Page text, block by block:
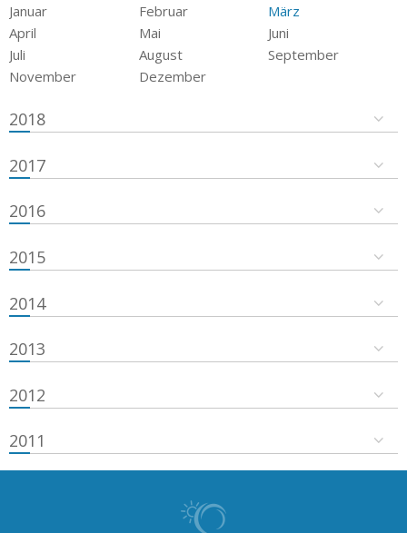
Januar Februar
März
April
Mai
Juni
Juli
August
September
November
Dezember
2018
2017
2016
2015
2014
2013
2012
2011